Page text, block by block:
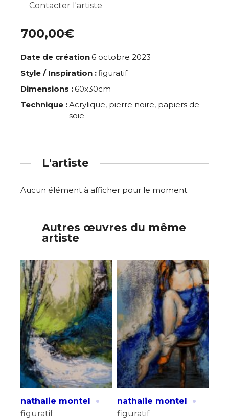
Contacter l'artiste
700,00€
Date de création 6 octobre 2023
Style / Inspiration :figuratif
Dimensions : 60x30cm
Technique :Acrylique, pierre noire, papiers de
soie
L'artiste
Aucun élément à afficher pour le moment.
Autres œuvres du même
artiste
nathalie montel ·
figuratif
nathalie montel ·
figuratif